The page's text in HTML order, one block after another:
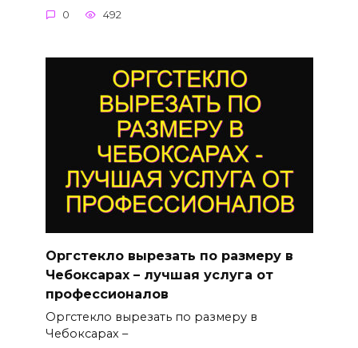
0 492
Оргстекло вырезать по размеру в
Чебоксарах – лучшая услуга от
профессионалов
Оргстекло вырезать по размеру в
Чебоксарах –